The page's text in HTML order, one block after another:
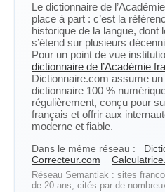
Le dictionnaire de
place à part : c’est la
historique de la langue, dont
s’étend sur plusieurs
Pour un point de vue
dictionnaire de l’Académie
Dictionnaire.com assume
dictionnaire 100 %
régulièrement, conçu pour
français et offrir aux
moderne et fiable.
Dans le même réseau :
Correcteur.com
Réseau Semantiak : sites
de 20 ans, cités par de